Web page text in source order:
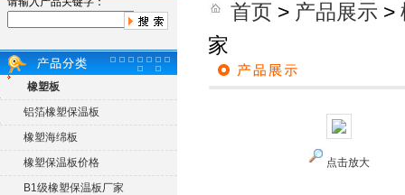
橡塑板
铝箔橡塑保温板
橡塑海绵板
橡塑保温板价格
B1级橡塑保温板厂家
首页 > 产品展示 >
家
点击放大